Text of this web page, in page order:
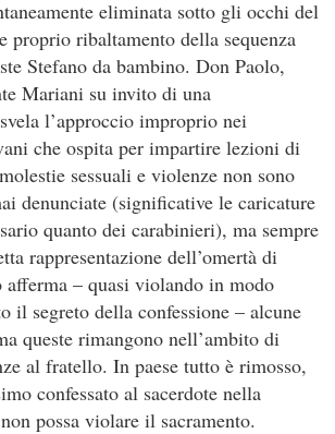
eliminata sotto gli occhi del
proprio ribaltamento della sequenza
Stefano da bambino. Don Paolo,
Mariani su invito di una
l’approccio improprio nei
che ospita per impartire lezioni di
sessuali e violenze non sono
denunciate (significative le caricature
quanto dei carabinieri), ma sempre
rappresentazione dell’omertà di
afferma – quasi violando in modo
il segreto della confessione – alcune
queste rimangono nell’ambito di
al fratello. In paese tutto è rimosso,
confessato al sacerdote nella
possa violare il sacramento.